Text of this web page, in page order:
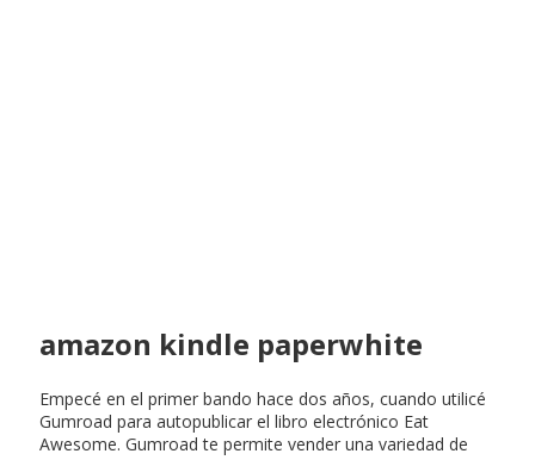
amazon kindle paperwhite
Empecé en el primer bando hace dos años, cuando utilicé
Gumroad para autopublicar el libro electrónico Eat
Awesome. Gumroad te permite vender una variedad de